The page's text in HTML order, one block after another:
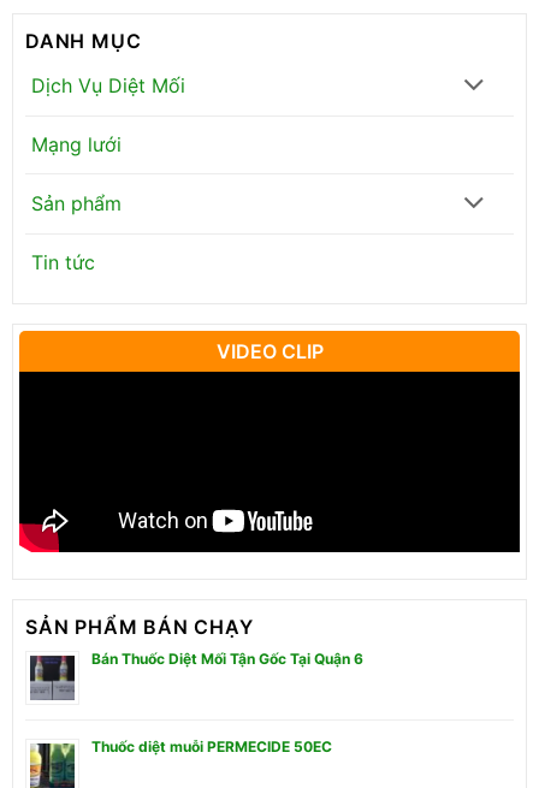
DANH MỤC
Dịch Vụ Diệt Mối
Mạng lưới
Sản phẩm
Tin tức
VIDEO CLIP
SẢN PHẨM BÁN CHẠY
Bán Thuốc Diệt Mối Tận Gốc Tại Quận 6
Thuốc diệt muỗi PERMECIDE 50EC